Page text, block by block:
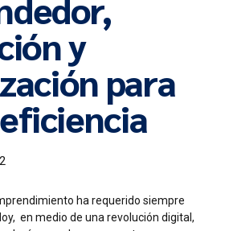
y
para
ha requerido siempre
en medio de una revolución digital,